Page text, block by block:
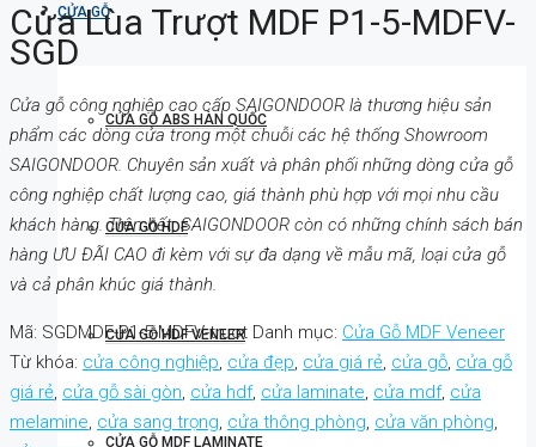
CỬA GỖ
CỬA GỖ ABS HÀN QUỐC
CỬA GỖ HDF
CỬA GỖ HDF VENEER
CỬA GỖ MDF LAMINATE
Cửa Lùa Trượt MDF P1-5-MDFV-
SGD
Cửa gỗ công nghiệp cao cấp SAIGONDOOR là thương hiệu sản
phẩm các dòng cửa trong một chuỗi các hệ thống Showroom
SAIGONDOOR. Chuyên sản xuất và phân phối những dòng cửa gỗ
công nghiệp chất lượng cao, giá thành phù hợp với mọi nhu cầu
khách hàng. Trên hết, SAIGONDOOR còn có những chính sách bán
hàng ƯU ĐÃI CAO đi kèm với sự đa dạng về mẫu mã, loại cửa gỗ
và cả phân khúc giá thành.
Mã: SGDMDF-P1-5-MDFV-truot Danh mục: Cửa Gỗ MDF Veneer
Từ khóa: cửa công nghiệp, cửa đẹp, cửa giá rẻ, cửa gỗ, cửa gỗ
giá rẻ, cửa gỗ sài gòn, cửa hdf, cửa laminate, cửa mdf, cửa
melamine, cửa sang trọng, cửa thông phòng, cửa văn phòng,